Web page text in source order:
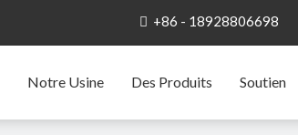
 +86 - 18928806698
Notre Usine Des Produits Soutien